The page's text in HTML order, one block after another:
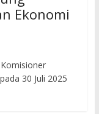
Ekonomi
30 Juli 2025